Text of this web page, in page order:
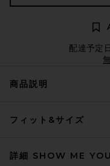
配達予定
商品説明
フィット&サイズ
詳細 SHOW ME